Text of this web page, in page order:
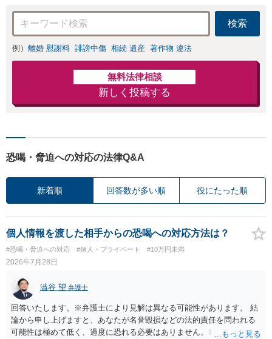
検索
例） 離婚 慰謝料 誹謗中傷 相続 遺産 著作物 違法
無料法律相談
新しく投稿する
恐喝・脅迫への対応の法律Q&A
新着順 回答数が多い順 役にたった順
個人情報を渡した相手からの恐喝への対応方法は？
#恐喝・脅迫への対応 #個人・プライベート #10万円未満
2026年7月28日
澁谷 望 弁護士
回答いたします。※弁護士により見解は異なる可能性があります。 結
論から申し上げますと、あなたが名誉毀損などの法的責任を問われる
可能性は極めて低く、過度に恐れる必要はありません。相手の行為こ